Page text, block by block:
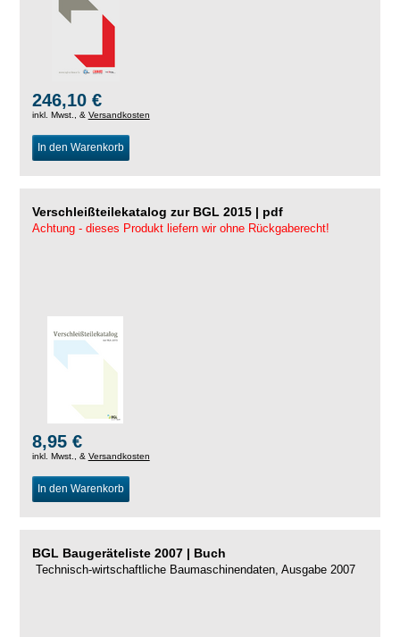
246,10 €
inkl. Mwst., & Versandkosten
In den Warenkorb
Verschleißteilekatalog zur BGL 2015 | pdf
Achtung - dieses Produkt liefern wir ohne Rückgaberecht!
8,95 €
inkl. Mwst., & Versandkosten
In den Warenkorb
BGL Baugeräteliste 2007 | Buch
Technisch-wirtschaftliche Baumaschinendaten, Ausgabe 2007